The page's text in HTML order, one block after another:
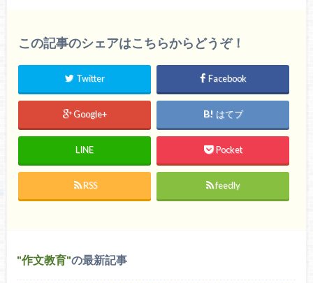
この記事のシェアはこちらからどうぞ！
Twitter Facebook
Google+ はてブ
LINE Pocket
RSS feedly
作文教育 の最新記事